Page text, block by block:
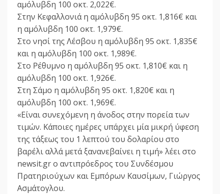
αμόλυβδη 100 οκτ. 2,022€.
Στην Κεφαλλονιά η αμόλυβδη 95 οκτ. 1,816€ και
η αμόλυβδη 100 οκτ. 1,979€.
Στο νησί της Λέσβου η αμόλυβδη 95 οκτ. 1,835€
και η αμόλυβδη 100 οκτ. 1,989€.
Στο Ρέθυμνο η αμόλυβδη 95 οκτ. 1,810€ και η
αμόλυβδη 100 οκτ. 1,926€.
Στη Σάμο η αμόλυβδη 95 οκτ. 1,820€ και η
αμόλυβδη 100 οκτ. 1,969€.
«Είναι συνεχόμενη η άνοδος στην πορεία των
τιμών. Κάποιες ημέρες υπάρχει μία μικρή ύφεση
της τάξεως του 1 λεπτού του δολαρίου στο
βαρέλι αλλά μετά ξανανεβαίνει η τιμή» λέει στο
newsit.gr o αντιπρόεδρος του Συνδέσμου
Πρατηριούχων και Εμπόρων Καυσίμων, Γιώργος
Ασμάτογλου.